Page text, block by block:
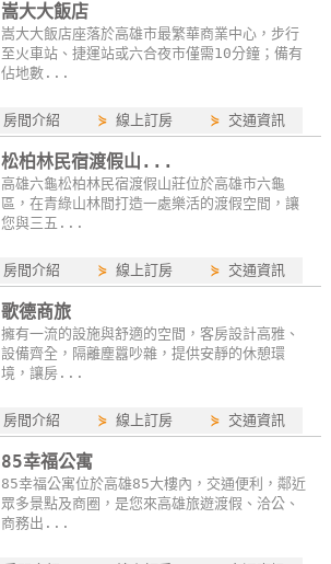
嵩大大飯店
嵩大大飯店座落於高雄市最繁華商業中心，步行
至火車站、捷運站或六合夜市僅需10分鐘；備有
佔地數...
房間介紹 ⋟線上訂房 ⋟ 交通資訊
松柏林民宿渡假山...
高雄六龜松柏林民宿渡假山莊位於高雄市六龜
區，在青綠山林間打造一處樂活的渡假空間，讓
您與三五...
房間介紹 ⋟線上訂房 ⋟ 交通資訊
歌德商旅
擁有一流的設施與舒適的空間，客房設計高雅、
設備齊全，隔離塵囂吵雜，提供安靜的休憩環
境，讓房...
房間介紹 ⋟線上訂房 ⋟ 交通資訊
85幸福公寓
85幸福公寓位於高雄85大樓內，交通便利，鄰近
眾多景點及商圈，是您來高雄旅遊渡假、洽公、
商務出...